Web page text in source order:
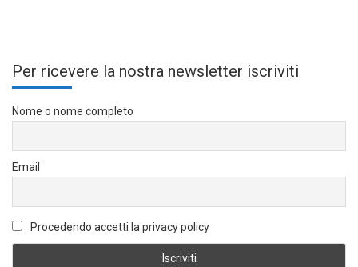
Per ricevere la nostra newsletter iscriviti
Nome o nome completo
Email
Procedendo accetti la privacy policy